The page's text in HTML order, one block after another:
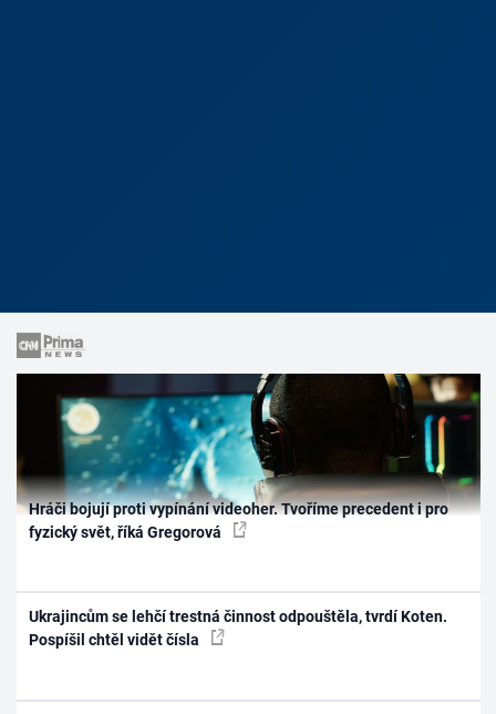
Hráči bojují proti vypínání videoher. Tvoříme precedent i pro
fyzický svět, říká Gregorová
Ukrajincům se lehčí trestná činnost odpouštěla, tvrdí Koten.
Pospíšil chtěl vidět čísla